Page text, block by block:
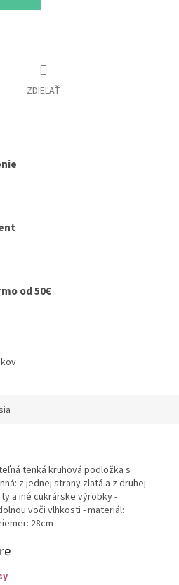
ZDIEĽAŤ
od 50€
tenká kruhová podložka s
z jednej strany zlatá a z druhej
a iné cukrárske výrobky -
voči vlhkosti - materiál:
28cm